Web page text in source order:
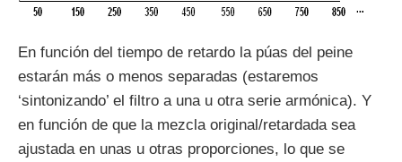
En función del tiempo de retardo la púas del peine
estarán más o menos separadas (estaremos
‘sintonizando’ el filtro a una u otra serie armónica). Y
en función de que la mezcla original/retardada sea
ajustada en unas u otras proporciones, lo que se